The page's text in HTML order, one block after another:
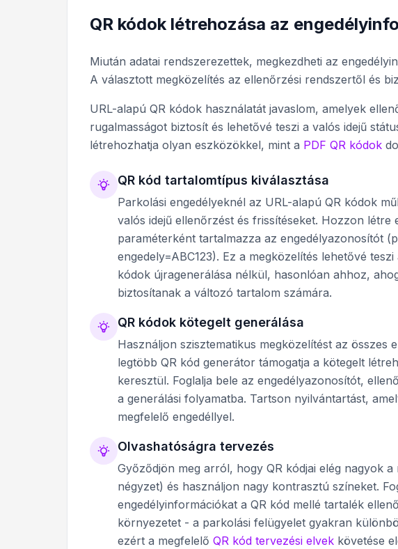
QR kódok létrehozása az
Miután adatai rendszerezettek, megkezdheti az
A választott megközelítés az ellenőrzési rendszertől és
URL-alapú QR kódok használatát javaslom, amelyek
rugalmasságot biztosít és lehetővé teszi a valós idejű
létrehozhatja olyan eszközökkel, mint a PDF QR kódok
QR kód tartalomtípus kiválasztása
Parkolási engedélyeknél az URL-alapú QR kódok
valós idejű ellenőrzést és frissítéseket. Hozzon létre
paraméterként tartalmazza az engedélyazonosítót
engedely=ABC123). Ez a megközelítés lehetővé
kódok újragenerálása nélkül, hasonlóan ahhoz,
biztosítanak a változó tartalom számára.
QR kódok kötegelt generálása
Használjon szisztematikus megközelítést az összes
legtöbb QR kód generátor támogatja a kötegelt
keresztül. Foglalja bele az engedélyazonosítót,
a generálási folyamatba. Tartson nyilvántartást,
megfelelő engedéllyel.
Olvashatóságra tervezés
Győződjön meg arról, hogy QR kódjai elég nagyok
négyzet) és használjon nagy kontrasztú színeket.
engedélyinformációkat a QR kód mellé tartalék
környezetet - a parkolási felügyelet gyakran
ezért a megfelelő QR kód tervezési elvek követése